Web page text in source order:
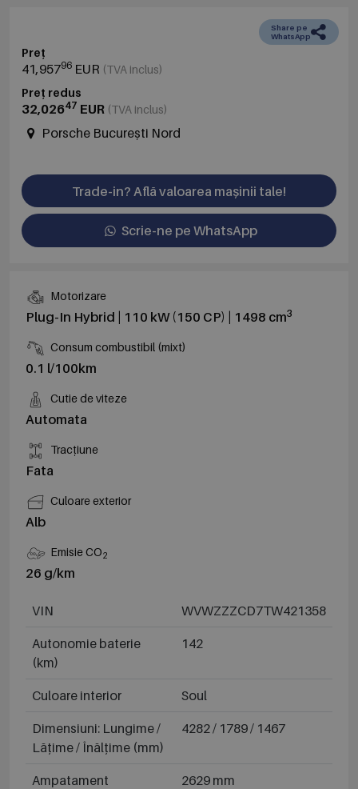
Preț
41,95796 EUR (TVA inclus)
Preț redus
32,02647 EUR (TVA inclus)
Porsche București Nord
Share pe
WhatsApp
Trade-in? Află valoarea mașinii tale!
Scrie-ne pe WhatsApp
Motorizare
Plug-In Hybrid | 110 kW (150 CP) | 1498 cm3
Consum combustibil (mixt)
0.1 l/100km
Cutie de viteze
Automata
Tracțiune
Fata
Culoare exterior
Alb
Emisie CO2
26 g/km
VIN WVWZZZCD7TW421358
Autonomie baterie
(km)
142
Culoare interior Soul
Dimensiuni: Lungime /
Lățime / Înălțime (mm)
4282 / 1789 / 1467
Ampatament 2629 mm